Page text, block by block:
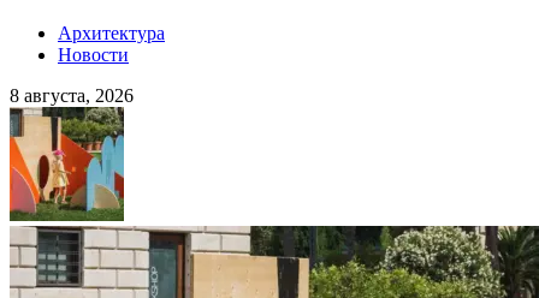
Архитектура
Новости
8 августа, 2026